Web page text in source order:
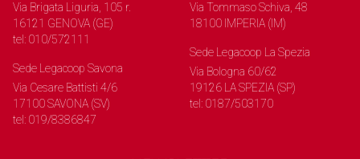
Via Brigata Liguria, 105 r.
16121 GENOVA (GE)
tel: 010/572111
Sede Legacoop Savona
Via Cesare Battisti 4/6
17100 SAVONA (SV)
tel: 019/8386847
Via Tommaso Schiva, 48
18100 IMPERIA (IM)
Sede Legacoop La Spezia
Via Bologna 60/62
19126 LA SPEZIA (SP)
tel: 0187/503170